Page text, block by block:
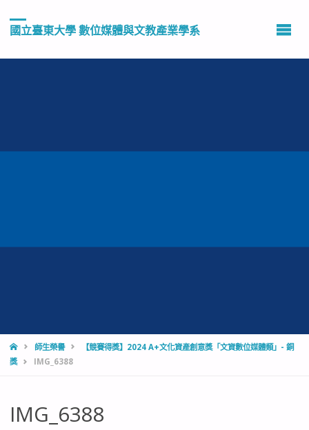
國立臺東大學 數位媒體與文教產業學系
HOME師生榮譽
【競賽得獎】2024 A+文化資產創意獎「文資數位媒體類」- 銅
獎
IMG_6388
IMG_6388